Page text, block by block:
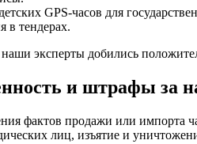
GPS-часов для
в тендерах.
эксперты добились
и штрафы за
фактов продажи или импорта
лиц, изъятие и